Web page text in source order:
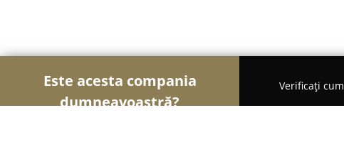
Este acesta compania
dumneavoastră?
Verificați